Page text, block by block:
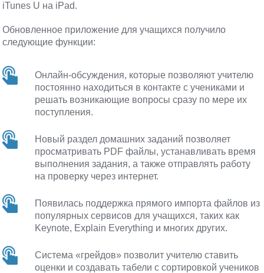
iTunes U на iPad.
Обновленное приложение для учащихся получило
следующие функции:
Онлайн-обсуждения, которые позволяют учителю
постоянно находиться в контакте с учениками и
решать возникающие вопросы сразу по мере их
поступления.
Новый раздел домашних заданий позволяет
просматривать PDF файлы, устанавливать время
выполнения задания, а также отправлять работу
на проверку через интернет.
Появилась поддержка прямого импорта файлов из
популярных сервисов для учащихся, таких как
Keynote, Explain Everything и многих других.
Система «грейдов» позволит учителю ставить
оценки и создавать табели с сортировкой учеников